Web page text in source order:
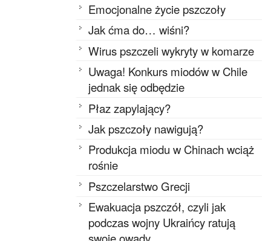
Emocjonalne życie pszczoły
Jak ćma do… wiśni?
Wirus pszczeli wykryty w komarze
Uwaga! Konkurs miodów w Chile
jednak się odbędzie
Płaz zapylający?
Jak pszczoły nawigują?
Produkcja miodu w Chinach wciąż
rośnie
Pszczelarstwo Grecji
Ewakuacja pszczół, czyli jak
podczas wojny Ukraińcy ratują